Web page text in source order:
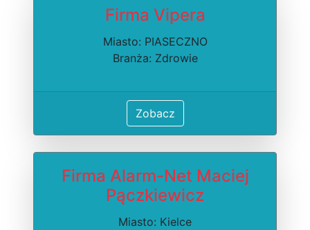
Firma Vipera
Miasto: PIASECZNO
Branża: Zdrowie
Zobacz
Firma Alarm-Net Maciej
Pączkiewicz
Miasto: Kielce